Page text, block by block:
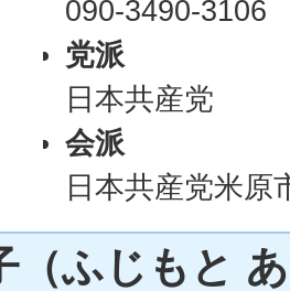
090-3490-3106
党派
日本共産党
会派
日本共産党米原
（ふじもと